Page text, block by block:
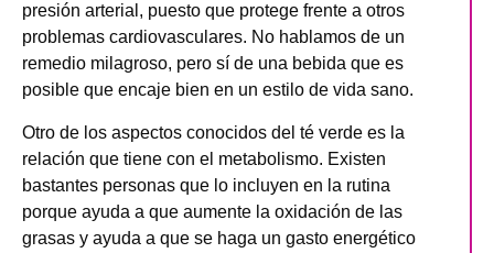
presión arterial, puesto que protege frente a otros
problemas cardiovasculares. No hablamos de un
remedio milagroso, pero sí de una bebida que es
posible que encaje bien en un estilo de vida sano.
Otro de los aspectos conocidos del té verde es la
relación que tiene con el metabolismo. Existen
bastantes personas que lo incluyen en la rutina
porque ayuda a que aumente la oxidación de las
grasas y ayuda a que se haga un gasto energético